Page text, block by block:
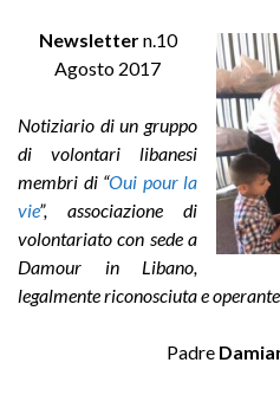
Newslettern.10
Agosto 2017
Notiziario di un gruppo
di volontari libanesi
membri di “Oui pour la
vie”, associazione di
volontariato con sede a
Damour in Libano,
legalmente riconosciuta e
Padre